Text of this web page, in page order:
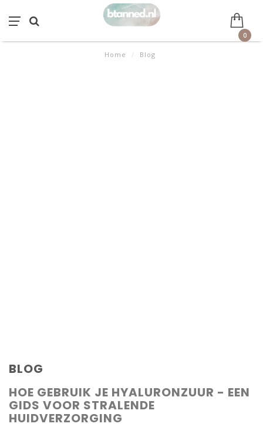
0
Home / Blog
BLOG
HOE GEBRUIK JE HYALURONZUUR - EEN
GIDS VOOR STRALENDE
HUIDVERZORGING